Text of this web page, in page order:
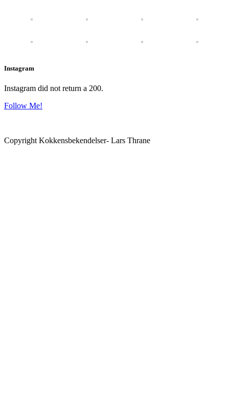
Instagram
Instagram did not return a 200.
Follow Me!
Copyright Kokkensbekendelser- Lars Thrane